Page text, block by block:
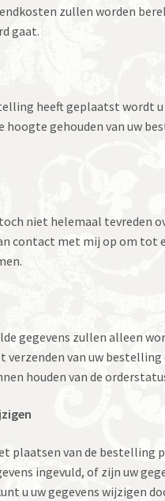
zullen worden
gaat.
heeft geplaatst wordt
hoogte gehouden van uw
niet helemaal tevreden
contact met mij op om tot
gegevens zullen alleen
verzenden van uw bestelling
houden van de
plaatsen van de bestelling
ingevuld, of zijn uw
u uw gegevens wijzigen